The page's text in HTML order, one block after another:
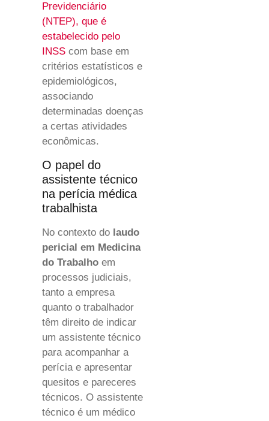
Previdenciário
(NTEP), que é
estabelecido pelo
INSS com base em
critérios estatísticos e
epidemiológicos,
associando
determinadas doenças
a certas atividades
econômicas.
O papel do
assistente técnico
na perícia médica
trabalhista
No contexto do laudo
pericial em Medicina
do Trabalho em
processos judiciais,
tanto a empresa
quanto o trabalhador
têm direito de indicar
um assistente técnico
para acompanhar a
perícia e apresentar
quesitos e pareceres
técnicos. O assistente
técnico é um médico